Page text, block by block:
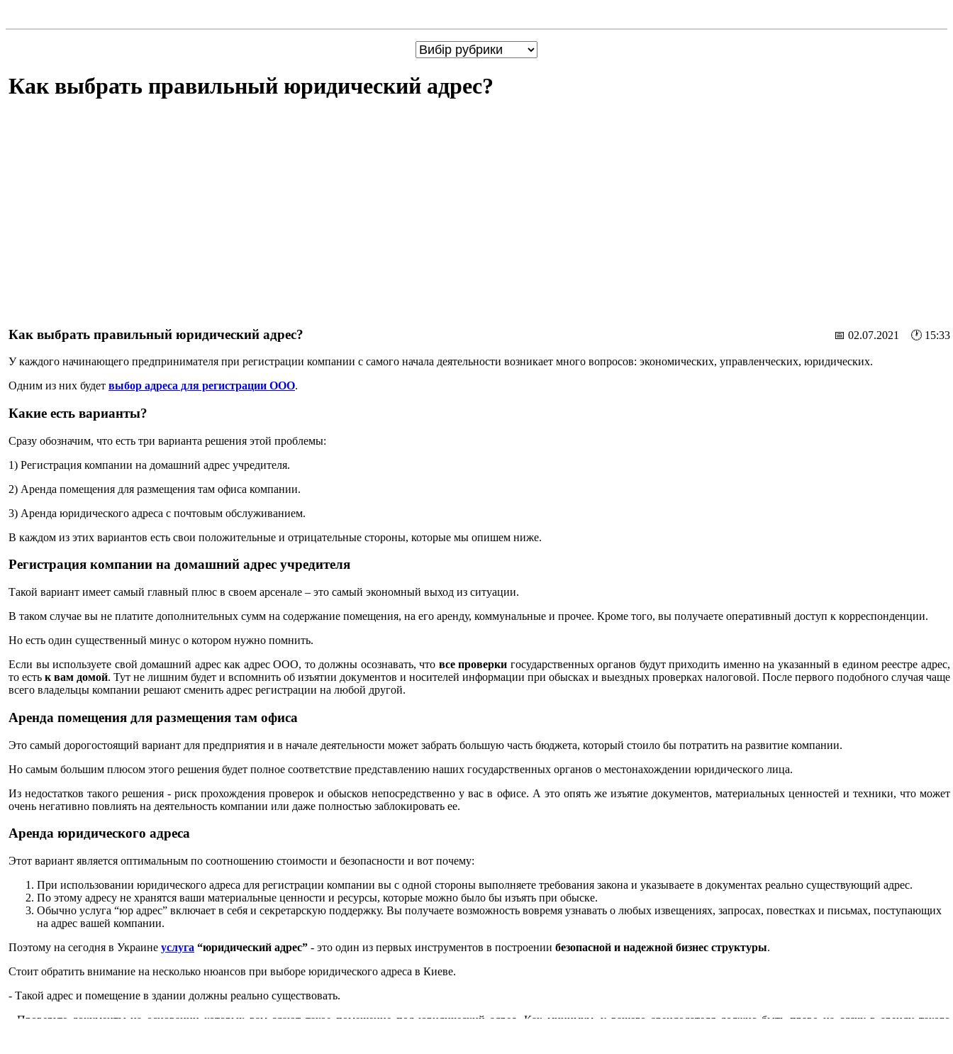
Как выбрать правильный юридический адрес?
📅 02.07.2021 🕐 15:33
Как выбрать правильный юридический адрес?
У каждого начинающего предпринимателя при регистрации компании с самого начала деятельности возникает много вопросов: экономических, управленческих, юридических.
Одним из них будет выбор адреса для регистрации ООО.
Какие есть варианты?
Сразу обозначим, что есть три варианта решения этой проблемы:
1) Регистрация компании на домашний адрес учредителя.
2) Аренда помещения для размещения там офиса компании.
3) Аренда юридического адреса с почтовым обслуживанием.
В каждом из этих вариантов есть свои положительные и отрицательные стороны, которые мы опишем ниже.
Регистрация компании на домашний адрес учредителя
Такой вариант имеет самый главный плюс в своем арсенале – это самый экономный выход из ситуации.
В таком случае вы не платите дополнительных сумм на содержание помещения, на его аренду, коммунальные и прочее. Кроме того, вы получаете оперативный доступ к корреспонденции.
Но есть один существенный минус о котором нужно помнить.
Если вы используете свой домашний адрес как адрес ООО, то должны осознавать, что все проверки государственных органов будут приходить именно на указанный в едином реестре адрес,
то есть к вам домой. Тут не лишним будет и вспомнить об изъятии документов и носителей информации при обысках и выездных проверках налоговой. После первого подобного случая чаще
всего владельцы компании решают сменить адрес регистрации на любой другой.
Аренда помещения для размещения там офиса
Это самый дорогостоящий вариант для предприятия и в начале деятельности может забрать большую часть бюджета, который стоило бы потратить на развитие компании.
Но самым большим плюсом этого решения будет полное соответствие представлению наших государственных органов о местонахождении юридического лица.
Из недостатков такого решения - риск прохождения проверок и обысков непосредственно у вас в офисе. А это опять же изъятие документов, материальных ценностей и техники, что может
очень негативно повлиять на деятельность компании или даже полностью заблокировать ее.
Аренда юридического адреса
Этот вариант является оптимальным по соотношению стоимости и безопасности и вот почему:
При использовании юридического адреса для регистрации компании вы с одной стороны выполняете требования закона и указываете в документах реально существующий адрес.
По этому адресу не хранятся ваши материальные ценности и ресурсы, которые можно было бы изъять при обыске.
Обычно услуга “юр адрес” включает в себя и секретарскую поддержку. Вы получаете возможность вовремя узнавать о любых извещениях, запросах, повестках и письмах, поступающих
на адрес вашей компании.
Поэтому на сегодня в Украине услуга “юридический адрес” - это один из первых инструментов в построении безопасной и надежной бизнес структуры.
Стоит обратить внимание на несколько нюансов при выборе юридического адреса в Киеве.
- Такой адрес и помещение в здании должны реально существовать.
- Проверьте документы на основании которых вам сдают такое помещение под юридический адрес. Как минимум, у вашего арендодателя должно быть право на сдачу в аренду такого